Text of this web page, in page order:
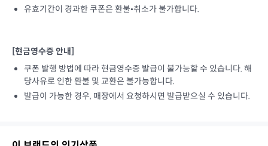
유효기간이 경과한 쿠폰은 환불•취소가 불가합니다.
[현금영수증 안내]
쿠폰 발행 방법에 따라 현금영수증 발급이 불가능할 수 있습니다. 해
당사유로 인한 환불 및 교환은 불가능합니다.
발급이 가능한 경우, 매장에서 요청하시면 발급받으실 수 있습니다.